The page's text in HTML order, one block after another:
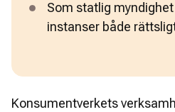
Som statlig
instanser både
Konsumentverkets